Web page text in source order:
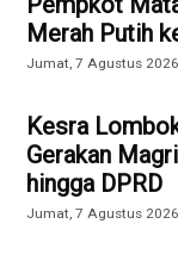
Merah Putih
Jumat, 7 Agustus 2026
Kesra
Gerakan
hingga DPRD
Jumat, 7 Agustus 2026